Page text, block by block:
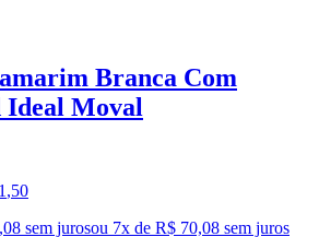
Branca Com
Ideal Moval
,50
sem jurosou 7x de R$ 70,08 sem juros